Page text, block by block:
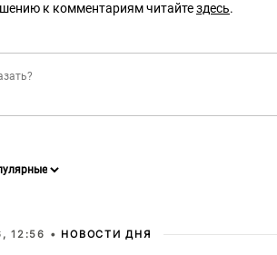
к комментариям читайтездесь.
12:56 • НОВОСТИ ДНЯ